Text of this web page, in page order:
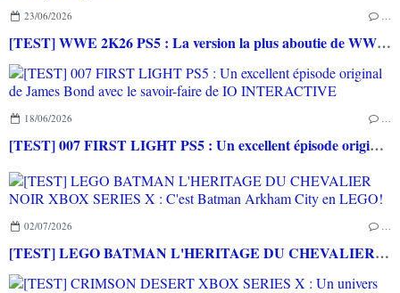
23/06/2026 …
[TEST] WWE 2K26 PS5 : La version la plus aboutie de WWE 2K depuis la pause
18/06/2026 …
[TEST] 007 FIRST LIGHT PS5 : Un excellent épisode original de James Bond avec le savoir-faire de IO INTERACTIVE
02/07/2026 …
[TEST] LEGO BATMAN L'HERITAGE DU CHEVALIER NOIR XBOX SERIES X : C'est Batman Arkham City en LEGO!